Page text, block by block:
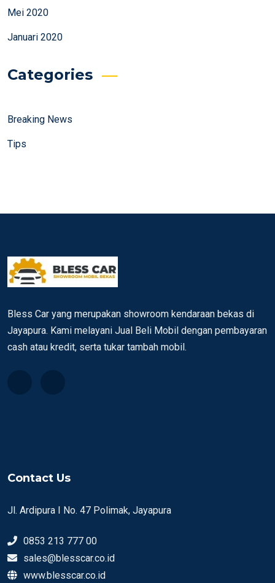
Mei 2020
Januari 2020
Categories
Breaking News
Tips
Bless Car yang merupakan showroom kendaraan bekas di
Jayapura. Kami melayani Jual Beli Mobil dengan pembayaran
cash atau kredit, serta tukar tambah mobil.
Contact Us
Jl. Ardipura I No. 47 Polimak, Jayapura
0853 213 777 00
sales@blesscar.co.id
www.blesscar.co.id